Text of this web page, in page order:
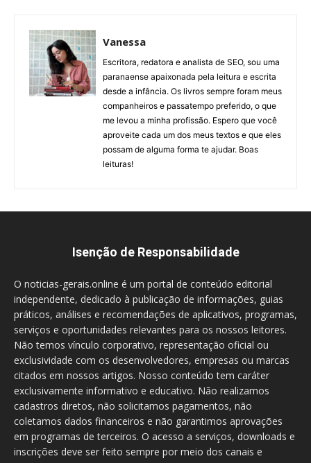
Vanessa
Escritora, redatora e analista de SEO, sou uma
paranaense apaixonada pela leitura e escrita
desde a infância. Os livros sempre foram meus
companheiros e passatempo preferido, o que
me levou a minha profissão. Espero que você
aproveite cada um dos meus textos e que eles
possam de alguma forma te ajudar. Boas
leituras!
Isenção de Responsabilidade
O noticias-gerais.online é um portal de conteúdo editorial
independente, dedicado à publicação de informações, guias
práticos, análises e recomendações de aplicativos, programas,
serviços e oportunidades relevantes para os nossos leitores.
Não temos vínculo corporativo, representação oficial ou
exclusividade com os desenvolvedores, empresas ou marcas
citados em nossos artigos. Nosso conteúdo tem caráter
exclusivamente informativo e educativo. Não realizamos
cadastros diretos, não solicitamos pagamentos, não
coletamos dados financeiros e não garantimos aprovações
em programas de terceiros. O acesso a serviços, downloads e
inscrições deve ser feito sempre por meio dos canais e